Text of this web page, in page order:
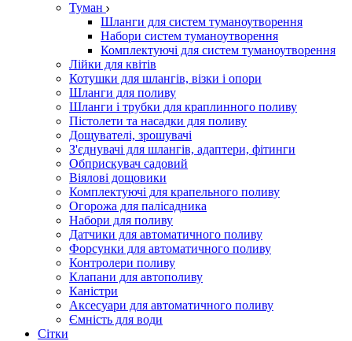
Туман
Шланги для систем туманоутворення
Набори систем туманоутворення
Комплектуючі для систем туманоутворення
Лійки для квітів
Котушки для шлангів, візки і опори
Шланги для поливу
Шланги і трубки для краплинного поливу
Пістолети та насадки для поливу
Дощувателі, зрошувачі
З'єднувачі для шлангів, адаптери, фітинги
Обприскувач садовий
Віялові дощовики
Комплектуючі для крапельного поливу
Огорожа для палісадника
Набори для поливу
Датчики для автоматичного поливу
Форсунки для автоматичного поливу
Контролери поливу
Клапани для автополиву
Каністри
Аксесуари для автоматичного поливу
Ємність для води
Сітки